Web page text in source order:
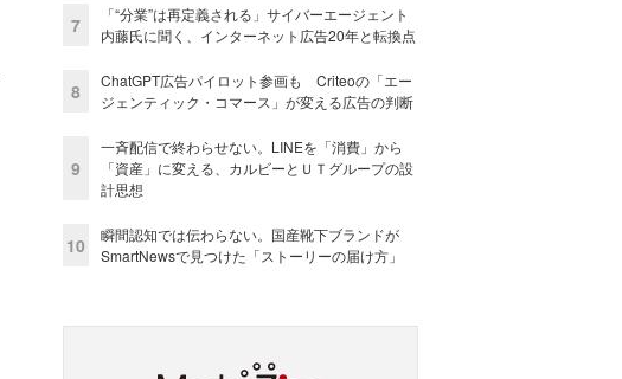
7
「“分業”は再定義される」サイバーエージェント
内藤氏に聞く、インターネット広告20年と転換点
8
ChatGPT広告パイロット参画も Criteoの「エー
ジェンティック・コマース」が変える広告の判断
9
一斉配信で終わらせない。LINEを「消費」から
「資産」に変える、カルビーとＵＴグループの設
計思想
10
瞬間認知では伝わらない。国産靴下ブランドが
SmartNewsで見つけた「ストーリーの届け方」